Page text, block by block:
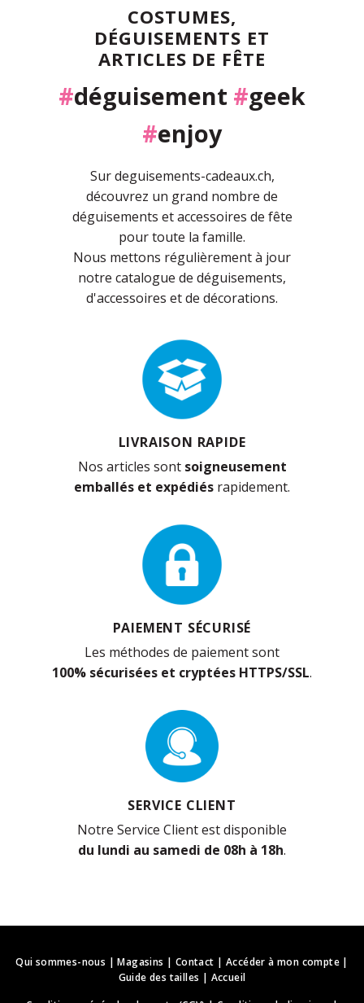
COSTUMES,
DÉGUISEMENTS ET
ARTICLES DE FÊTE
#déguisement #geek
#enjoy
Sur deguisements-cadeaux.ch,
découvrez un grand nombre de
déguisements et accessoires de fête
pour toute la famille.
Nous mettons régulièrement à jour
notre catalogue de déguisements,
d'accessoires et de décorations.
LIVRAISON RAPIDE
Nos articles sont soigneusement
emballés et expédiés rapidement.
PAIEMENT SÉCURISÉ
Les méthodes de paiement sont
100% sécurisées et cryptées HTTPS/SSL.
SERVICE CLIENT
Notre Service Client est disponible
du lundi au samedi de 08h à 18h.
Qui sommes-nous |Magasins | Contact | Accéder à mon compte|
Guide des tailles | Accueil